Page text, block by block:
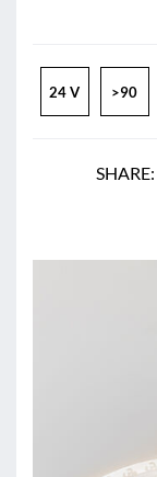
24 V >90
SHARE: